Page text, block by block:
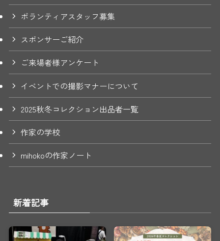
ボランティアスタッフ募集
スポンサーご紹介
ご来場者様アンケート
イベントでの撮影マナーについて
2025秋冬コレクション出品者一覧
作家の学校
mihokoの作家ノート
新着記事